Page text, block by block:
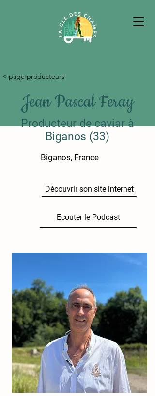
< page producteurs
Jean Pascal Feray
Producteur de caviar à
Biganos (33)
Biganos, France
Découvrir son site internet
Ecouter le Podcast